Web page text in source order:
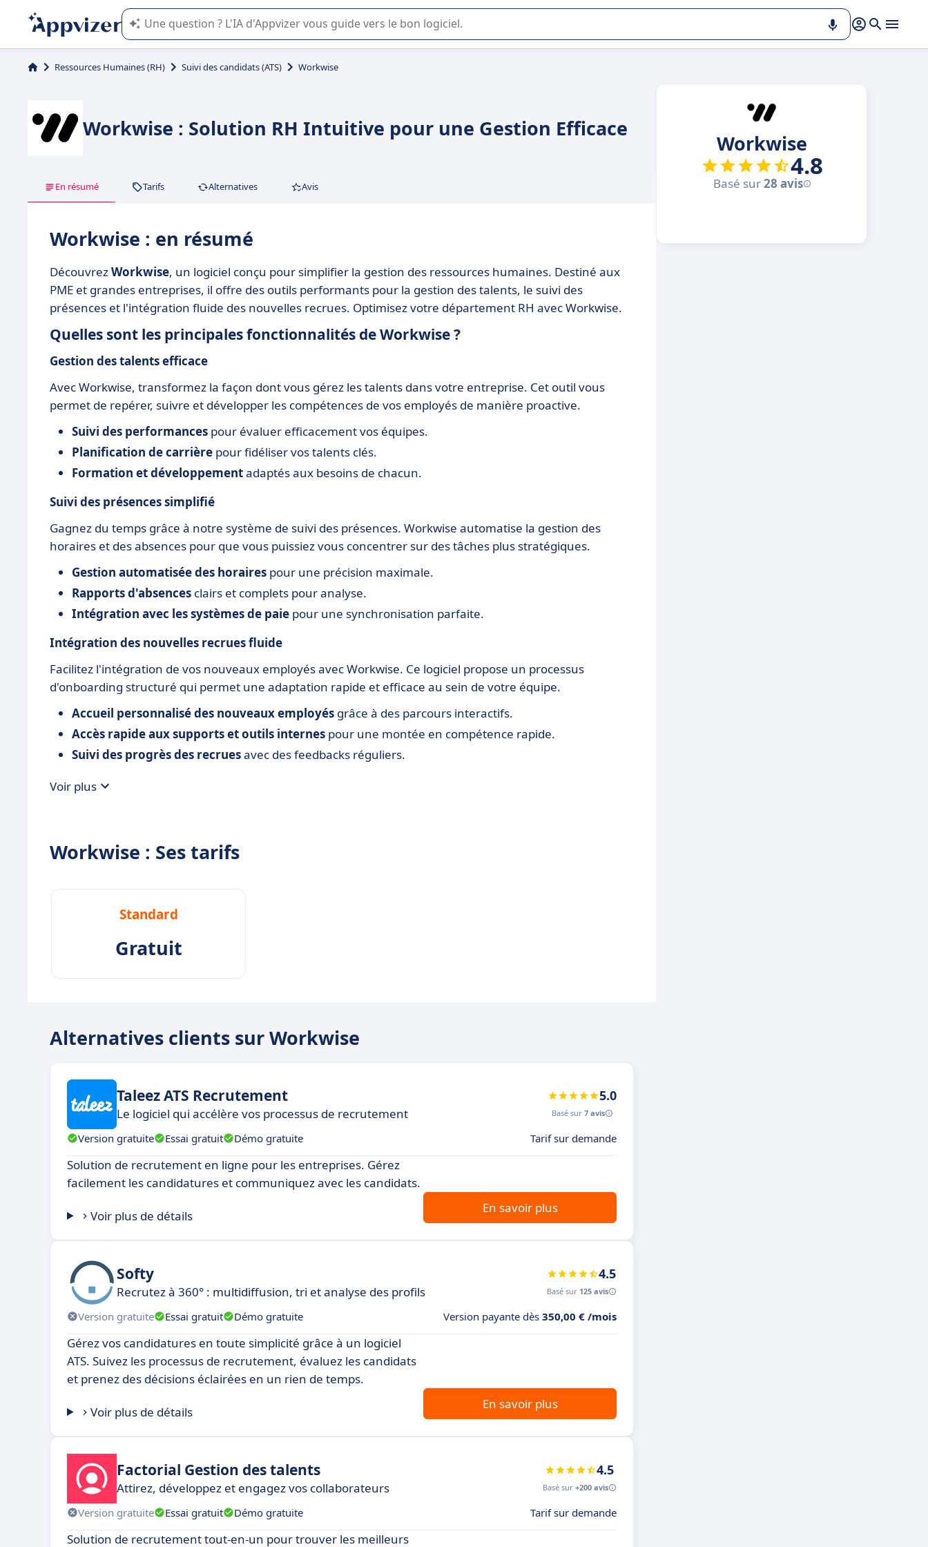
L'IA de Appvizer vous guide dans l'utilisation ou la sélection de logiciel SaaS en entreprise.
Ressources Humaines (RH) Suivi des candidats (ATS) Workwise
Workwise : Solution RH Intuitive pour une Gestion Efficace
En résumé Tarifs Alternatives Avis
Workwise : en résumé
DécouvrezWorkwise, un logiciel conçu pour simplifier la gestion des ressources humaines. Destiné aux
PME et grandes entreprises, il offre des outils performants pour la gestion des talents, le suivi des
présences et l'intégration fluide des nouvelles recrues. Optimisez votre département RH avec Workwise.
Quelles sont les principales fonctionnalités de Workwise ?
Gestion des talents efficace
Avec Workwise, transformez la façon dont vous gérez les talents dans votre entreprise. Cet outil vous
permet de repérer, suivre et développer les compétences de vos employés de manière proactive.
Suivi des performances pour évaluer efficacement vos équipes.
Planification de carrière pour fidéliser vos talents clés.
Formation et développementadaptés aux besoins de chacun.
Suivi des présences simplifié
Gagnez du temps grâce à notre système de suivi des présences. Workwise automatise la gestion des
horaires et des absences pour que vous puissiez vous concentrer sur des tâches plus stratégiques.
Gestion automatisée des horaires pour une précision maximale.
Rapports d'absences clairs et complets pour analyse.
Intégration avec les systèmes de paie pour une synchronisation parfaite.
Intégration des nouvelles recrues fluide
Facilitez l'intégration de vos nouveaux employés avec Workwise. Ce logiciel propose un processus
d'onboarding structuré qui permet une adaptation rapide et efficace au sein de votre équipe.
Accueil personnalisé des nouveaux employés grâce à des parcours interactifs.
Accès rapide aux supports et outils internes pour une montée en compétence rapide.
Suivi des progrès des recruesavec des feedbacks réguliers.
Voir plus
Workwise : Ses tarifs
Standard
Gratuit
Alternatives clients sur Workwise
Taleez ATS Recrutement
Le logiciel qui accélère vos processus de recrutement
5.0
Basé sur 7 avis
Version gratuite Essai gratuit Démo gratuite Tarif sur demande
Solution de recrutement en ligne pour les entreprises. Gérez
facilement les candidatures et communiquez avec les candidats.
Voir plus de détails
En savoir plus
Softy
Recrutez à 360° : multidiffusion, tri et analyse des profils
4.5
Basé sur 125 avis
Version gratuite Essai gratuit Démo gratuite Version payante dès 350,00 € /mois
Gérez vos candidatures en toute simplicité grâce à un logiciel
ATS. Suivez les processus de recrutement, évaluez les candidats
et prenez des décisions éclairées en un rien de temps.
Voir plus de détails
En savoir plus
Factorial Gestion des talents
Attirez, développez et engagez vos collaborateurs
4.5
Basé sur +200 avis
Version gratuite Essai gratuit Démo gratuite Tarif sur demande
Solution de recrutement tout-en-un pour trouver les meilleurs
Workwise
4.8
Basé sur28 avis